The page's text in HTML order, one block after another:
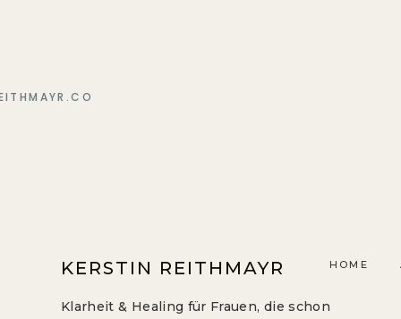
Klarheit & Healing für Frauen, die schon
HOME
KERSTIN REITHMAYR